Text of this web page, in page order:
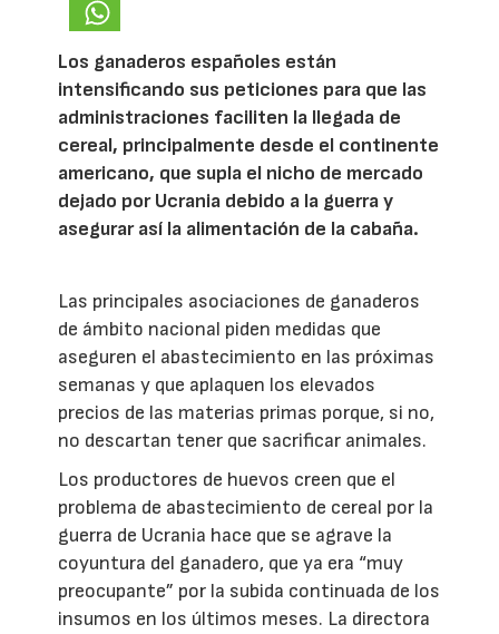
Los ganaderos españoles están
intensificando sus peticiones para que las
administraciones faciliten la llegada de
cereal, principalmente desde el continente
americano, que supla el nicho de mercado
dejado por Ucrania debido a la guerra y
asegurar así la alimentación de la cabaña.
Las principales asociaciones de ganaderos
de ámbito nacional piden medidas que
aseguren el abastecimiento en las próximas
semanas y que aplaquen los elevados
precios de las materias primas porque, si no,
no descartan tener que sacrificar animales.
Los productores de huevos creen que el
problema de abastecimiento de cereal por la
guerra de Ucrania hace que se agrave la
coyuntura del ganadero, que ya era “muy
preocupante” por la subida continuada de los
insumos en los últimos meses. La directora